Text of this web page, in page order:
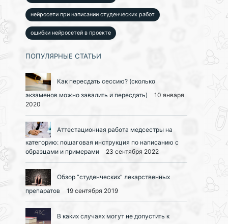
нейросети при написании студенческих работ
ошибки нейросетей в проекте
ПОПУЛЯРНЫЕ СТАТЬИ
Как пересдать сессию? (сколько
экзаменов можно завалить и пересдать)
10 января
2020
Аттестационная работа медсестры на
категорию: пошаговая инструкция по написанию с
образцами и примерами
23 сентября 2022
Обзор “студенческих” лекарственных
препаратов
19 сентября 2019
В каких случаях могут не допустить к